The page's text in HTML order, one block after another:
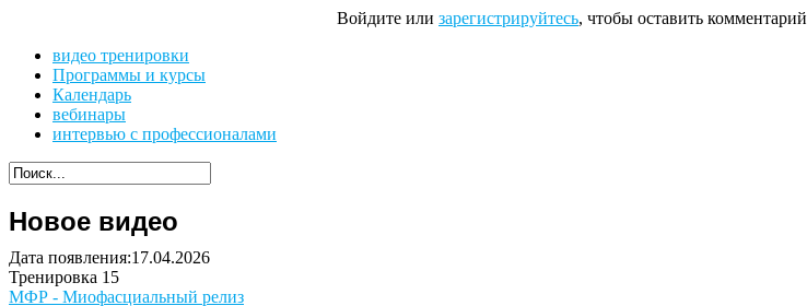
Войдите или зарегистрируйтесь, чтобы оставить комментарий
видео тренировки
Программы и курсы
Календарь
вебинары
интервью с профессионалами
Новое видео
Дата появления:17.04.2026
Тренировка 15
МФР - Миофасциальный релиз